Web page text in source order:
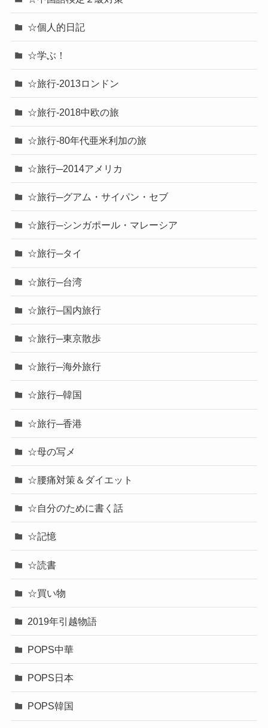
☆個人的日記
☆学ぶ！
☆旅行-2013ロンドン
☆旅行-2018中欧の旅
☆旅行-80年代亜米利加の旅
☆旅行─2014アメリカ
☆旅行─グアム・サイパン・セブ
☆旅行─シンガポール・マレーシア
☆旅行─タイ
☆旅行─台湾
☆旅行─国内旅行
☆旅行─東京散歩
☆旅行─海外旅行
☆旅行─韓国
☆旅行─香港
☆母の写メ
☆腰痛対策＆ダイエット
☆自分のために書く話
☆記憶
☆読書
☆買い物
2019年引越物語
POPS中華
POPS日本
POPS韓国